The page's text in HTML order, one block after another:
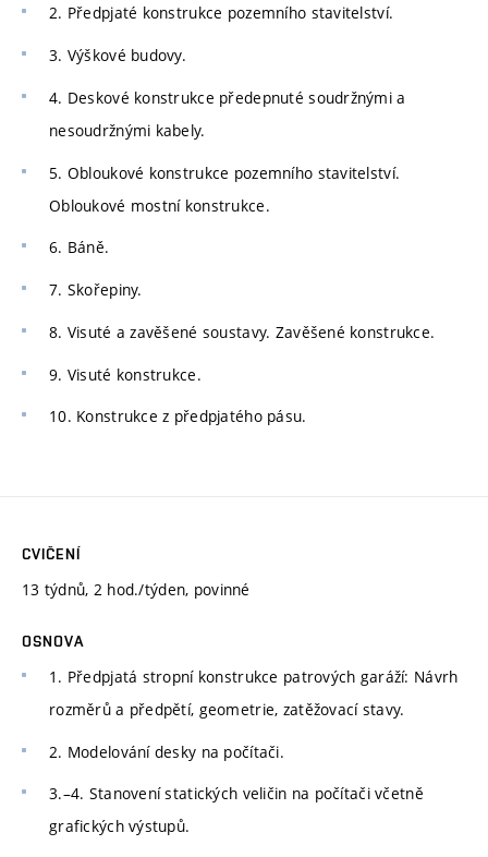
2. Předpjaté konstrukce pozemního stavitelství.
3. Výškové budovy.
4. Deskové konstrukce předepnuté soudržnými a
nesoudržnými kabely.
5. Obloukové konstrukce pozemního stavitelství.
Obloukové mostní konstrukce.
6. Báně.
7. Skořepiny.
8. Visuté a zavěšené soustavy. Zavěšené konstrukce.
9. Visuté konstrukce.
10. Konstrukce z předpjatého pásu.
CVIČENÍ
13 týdnů, 2 hod./týden, povinné
OSNOVA
1. Předpjatá stropní konstrukce patrových garáží: Návrh
rozměrů a předpětí, geometrie, zatěžovací stavy.
2. Modelování desky na počítači.
3.–4. Stanovení statických veličin na počítači včetně
grafických výstupů.